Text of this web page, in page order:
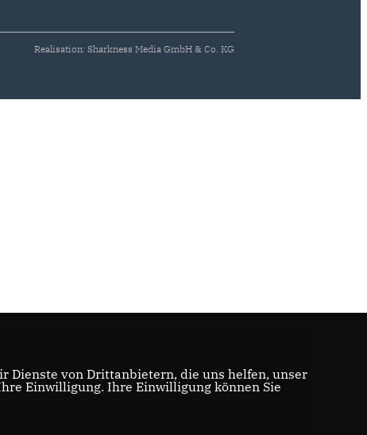
Realisation: Sharkness Media GmbH & Co. KG
Dienste von Drittanbietern, die uns helfen, unser
Einwilligung. Ihre Einwilligung können Sie